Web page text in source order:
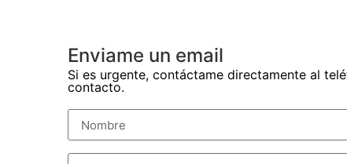
Enviame un email
Si es urgente, contáctame directamente al
contacto.